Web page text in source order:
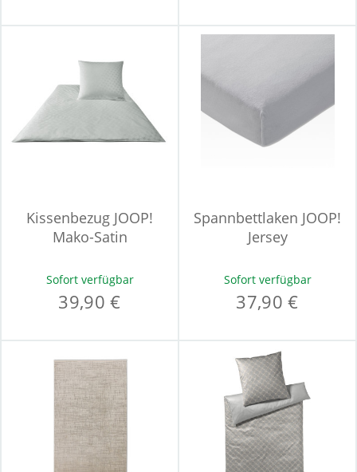
Kissenbezug JOOP!
Mako-Satin
Sofort verfügbar
39,90 €
Spannbettlaken JOOP!
Jersey
Sofort verfügbar
37,90 €